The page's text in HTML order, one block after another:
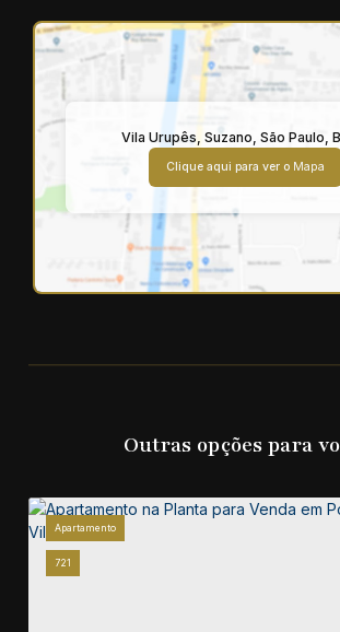
Vila Urupês, Suzano, São Paulo,
Clique aqui para ver o Mapa
Outras opções para
721
Apartamento